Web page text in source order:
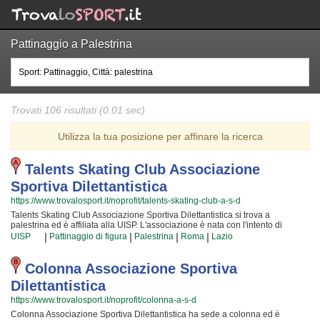
Pattinaggio a Palestrina
Trovati 106 risultati (0.01 sec)
Utilizza la tua posizione per affinare la ricerca
Talents Skating Club Associazione
Sportiva Dilettantistica
https://www.trovalosport.it/noprofit/talents-skating-club-a-s-d
Talents Skating Club Associazione Sportiva Dilettantistica si trova a
palestrina ed è affiliata alla UISP. L'associazione è nata con l'intento di
promuovere il pattinaggio di figura proponendo gare sul territorio e corsi per
bambini, ragazzi e adulti. L'attività è incentrata sia sulla definizione delle
capacità motorie e fisiche degli atleti sia sulla creazione di quelle qualità
personali che si acquisiscono quotidianamente affrontando sfide difficili.
Proprio per questo motivo gli istruttori sono tra i più preparati della provincia
e sono capaci di trasmettere quelle qualità in cui Talents Skating Club
Associazione Sportiva Dilettantistica crede fin dalla sua nascita. La passione,
i sacrifici e la continua ricerca della chiave per crescere e superare i propri
limiti personali rendono il pattinaggio di figura uno sport unico e da cui si
UISP | Pattinaggio di figura | Palestrina | Roma | Lazio
Colonna Associazione Sportiva
Dilettantistica
https://www.trovalosport.it/noprofit/colonna-a-s-d
Colonna Associazione Sportiva Dilettantistica ha sede a colonna ed è